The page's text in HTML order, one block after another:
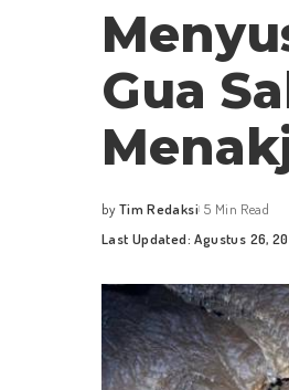
Gua
Posted
by
by Tim Redaksi 5 Min Read
Last Updated: Agustus 26,